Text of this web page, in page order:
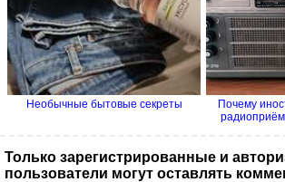
Необычные бытовые секреты
Почему
Только зарегистрированные и
пользователи могут оставлять